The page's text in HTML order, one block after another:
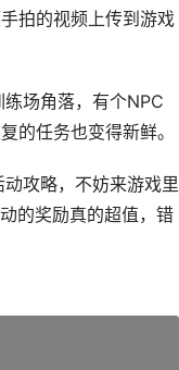
拍的视频上传到游戏
场角落，有个NPC
的任务也变得新鲜。
攻略，不妨来游戏里
的奖励真的超值，错